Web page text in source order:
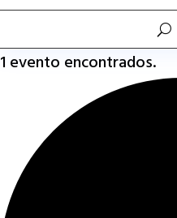
1 evento encontrados.